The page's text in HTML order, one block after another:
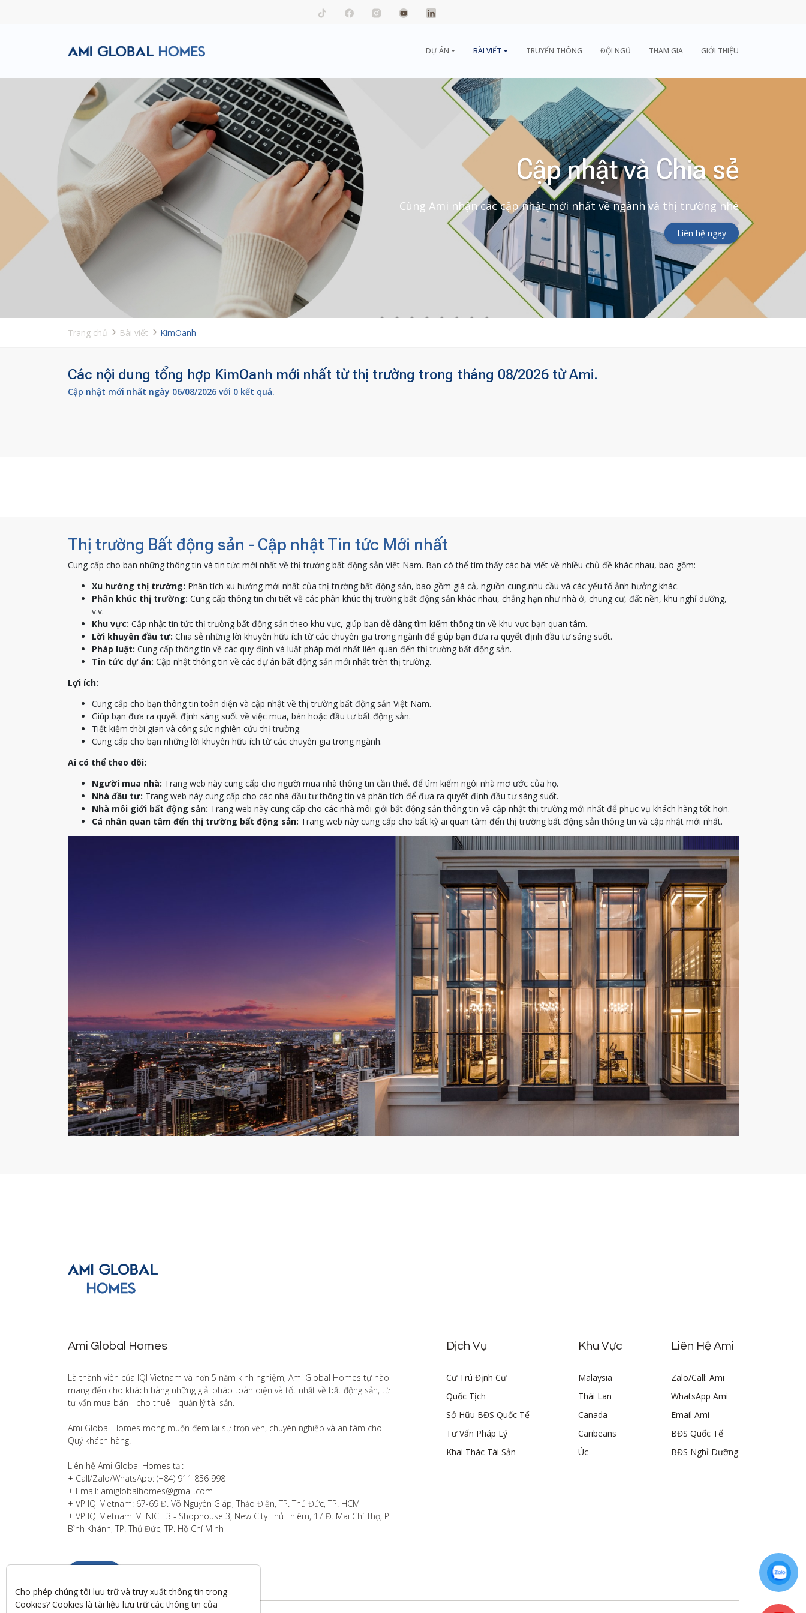
DỰ ÁN BÀI VIẾT TRUYỂN THÔNG ĐỘI NGŨ THAM GIA GIỚI THIỆU
Cập nhật và Chia sẻ
Cùng Ami nhận các cập nhật mới nhất về ngành và thị trường nhé
Liên hệ ngay
Trang chủ Bài viết KimOanh
Các nội dung tổng hợp KimOanh mới nhất từ thị trường trong tháng 08/2026 từ Ami.
Cập nhật mới nhất ngày 06/08/2026 với 0 kết quả.
Thị trường Bất động sản - Cập nhật Tin tức Mới nhất
Cung cấp cho bạn những thông tin và tin tức mới nhất về thị trường bất động sản Việt Nam. Bạn có thể tìm thấy các bài viết về nhiều chủ đề khác nhau, bao gồm:
Xu hướng thị trường: Phân tích xu hướng mới nhất của thị trường bất động sản, bao gồm giá cả, nguồn cung,nhu cầu và các yếu tố ảnh hưởng khác.
Phân khúc thị trường: Cung cấp thông tin chi tiết về các phân khúc thị trường bất động sản khác nhau, chẳng hạn như nhà ở, chung cư, đất nền, khu nghỉ dưỡng,
v.v.
Khu vực: Cập nhật tin tức thị trường bất động sản theo khu vực, giúp bạn dễ dàng tìm kiếm thông tin về khu vực bạn quan tâm.
Lời khuyên đầu tư: Chia sẻ những lời khuyên hữu ích từ các chuyên gia trong ngành để giúp bạn đưa ra quyết định đầu tư sáng suốt.
Pháp luật: Cung cấp thông tin về các quy định và luật pháp mới nhất liên quan đến thị trường bất động sản.
Tin tức dự án: Cập nhật thông tin về các dự án bất động sản mới nhất trên thị trường.
Lợi ích:
Cung cấp cho bạn thông tin toàn diện và cập nhật về thị trường bất động sản Việt Nam.
Giúp bạn đưa ra quyết định sáng suốt về việc mua, bán hoặc đầu tư bất động sản.
Tiết kiệm thời gian và công sức nghiên cứu thị trường.
Cung cấp cho bạn những lời khuyên hữu ích từ các chuyên gia trong ngành.
Ai có thể theo dõi:
Người mua nhà: Trang web này cung cấp cho người mua nhà thông tin cần thiết để tìm kiếm ngôi nhà mơ ước của họ.
Nhà đầu tư: Trang web này cung cấp cho các nhà đầu tư thông tin và phân tích để đưa ra quyết định đầu tư sáng suốt.
Nhà môi giới bất động sản: Trang web này cung cấp cho các nhà môi giới bất động sản thông tin và cập nhật thị trường mới nhất để phục vụ khách hàng tốt hơn.
Cá nhân quan tâm đến thị trường bất động sản: Trang web này cung cấp cho bất kỳ ai quan tâm đến thị trường bất động sản thông tin và cập nhật mới nhất.
Ami Global Homes
Là thành viên của IQI Vietnam và hơn 5 năm kinh nghiệm, Ami Global Homes tự hào
mang đến cho khách hàng những giải pháp toàn diện và tốt nhất về bất động sản, từ
tư vấn mua bán - cho thuê - quản lý tài sản.
Ami Global Homes mong muốn đem lại sự trọn vẹn, chuyên nghiệp và an tâm cho
Quý khách hàng.
Liên hệ Ami Global Homes tại:
+ Call/Zalo/WhatsApp: (+84) 911 856 998
+ Email: amiglobalhomes@gmail.com
+ VP IQI Vietnam: 67-69 Đ. Võ Nguyên Giáp, Thảo Điền, TP. Thủ Đức, TP. HCM
+ VP IQI Vietnam: VENICE 3 - Shophouse 3, New City Thủ Thiêm, 17 Đ. Mai Chí Thọ, P.
Bình Khánh, TP. Thủ Đức, TP. Hồ Chí Minh
Dịch Vụ
Cư Trú Định Cư
Quốc Tịch
Sở Hữu BĐS Quốc Tế
Tư Vấn Pháp Lý
Khai Thác Tài Sản
Khu Vực
Malaysia
Thái Lan
Canada
Caribeans
Úc
Liên Hệ Ami
Zalo/Call: Ami
WhatsApp Ami
Email Ami
BĐS Quốc Tế
BĐS Nghỉ Dưỡng
Cho phép chúng tôi lưu trữ và truy xuất thông tin trong
Cookies? Cookies là tài liệu lưu trữ các thông tin của